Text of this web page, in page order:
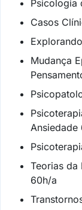
Psicologia
Casos
Mudança
Ansiedade
Teorias da
60h/a